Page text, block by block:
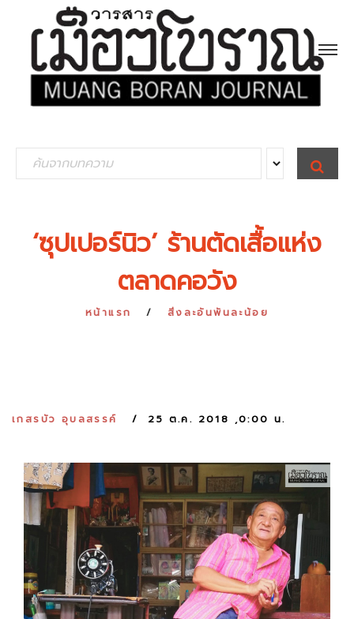
e
S
E
A
‘ซุปเปอร์นิว’ ร้านตัดเสื้อแห่ง
ตลาดคอวัง
หน้าแรก สิ่งละอันพันละน้อย
เกสรบัว อุบลสรรค์ 25 ต.ค. 2018 ,0:00 น.